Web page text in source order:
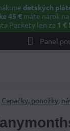
detských
45 €máte nárok
Packety len za 1 €
Panel
Capačky, ponožky,